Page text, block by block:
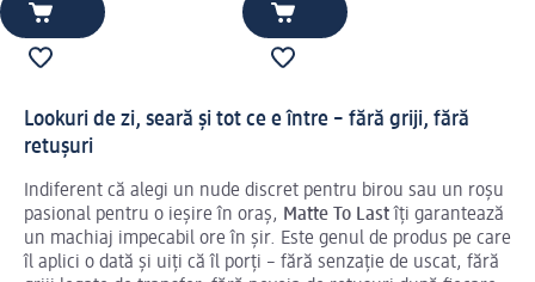
Lookuri de zi, seară și tot ce e între – fără griji, fără
retușuri
Indiferent că alegi un nude discret pentru birou sau un roșu
pasional pentru o ieșire în oraș, Matte To Lastîți garantează
un machiaj impecabil ore în șir. Este genul de produs pe care
îl aplici o dată și uiți că îl porți – fără senzație de uscat, fără